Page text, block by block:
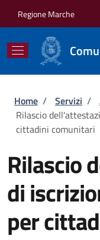
Regione Marche
Briciole di
Home / Servizi /
Rilascio
cittadini comunitari
Rilascio
di
per